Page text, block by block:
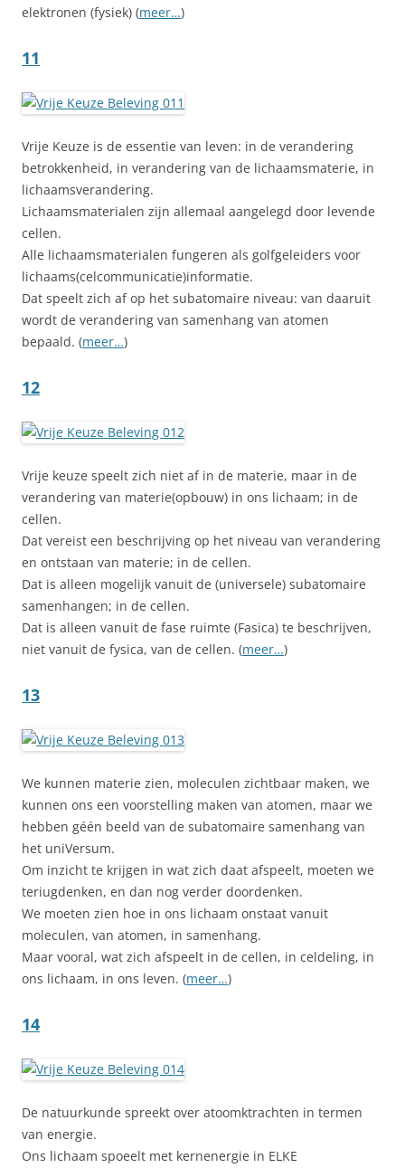
elektronen (fysiek) (meer…)
11
Vrije Keuze is de essentie van leven: in de verandering
betrokkenheid, in verandering van de lichaamsmaterie, in
lichaamsverandering.
Lichaamsmaterialen zijn allemaal aangelegd door levende
cellen.
Alle lichaamsmaterialen fungeren als golfgeleiders voor
lichaams(celcommunicatie)informatie.
Dat speelt zich af op het subatomaire niveau: van daaruit
wordt de verandering van samenhang van atomen
bepaald. (meer…)
12
Vrije keuze speelt zich niet af in de materie, maar in de
verandering van materie(opbouw) in ons lichaam; in de
cellen.
Dat vereist een beschrijving op het niveau van verandering
en ontstaan van materie; in de cellen.
Dat is alleen mogelijk vanuit de (universele) subatomaire
samenhangen; in de cellen.
Dat is alleen vanuit de fase ruimte (Fasica) te beschrijven,
niet vanuit de fysica, van de cellen. (meer…)
13
We kunnen materie zien, moleculen zichtbaar maken, we
kunnen ons een voorstelling maken van atomen, maar we
hebben géén beeld van de subatomaire samenhang van
het uniVersum.
Om inzicht te krijgen in wat zich daat afspeelt, moeten we
teriugdenken, en dan nog verder doordenken.
We moeten zien hoe in ons lichaam onstaat vanuit
moleculen, van atomen, in samenhang.
Maar vooral, wat zich afspeelt in de cellen, in celdeling, in
ons lichaam, in ons leven. (meer…)
14
De natuurkunde spreekt over atoomktrachten in termen
van energie.
Ons lichaam spoeelt met kernenergie in ELKE